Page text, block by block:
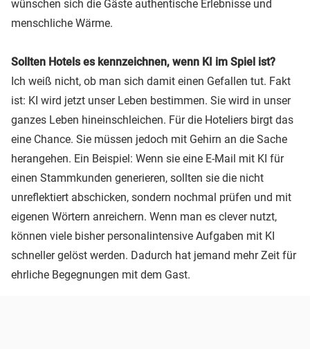
wünschen sich die Gäste authentische Erlebnisse und
menschliche Wärme.
Sollten Hotels es kennzeichnen, wenn KI im Spiel ist?
Ich weiß nicht, ob man sich damit einen Gefallen tut. Fakt
ist: KI wird jetzt unser Leben bestimmen. Sie wird in unser
ganzes Leben hineinschleichen. Für die Hoteliers birgt das
eine Chance. Sie müssen jedoch mit Gehirn an die Sache
herangehen. Ein Beispiel: Wenn sie eine E-Mail mit KI für
einen Stammkunden generieren, sollten sie die nicht
unreflektiert abschicken, sondern nochmal prüfen und mit
eigenen Wörtern anreichern. Wenn man es clever nutzt,
können viele bisher personalintensive Aufgaben mit KI
schneller gelöst werden. Dadurch hat jemand mehr Zeit für
ehrliche Begegnungen mit dem Gast.